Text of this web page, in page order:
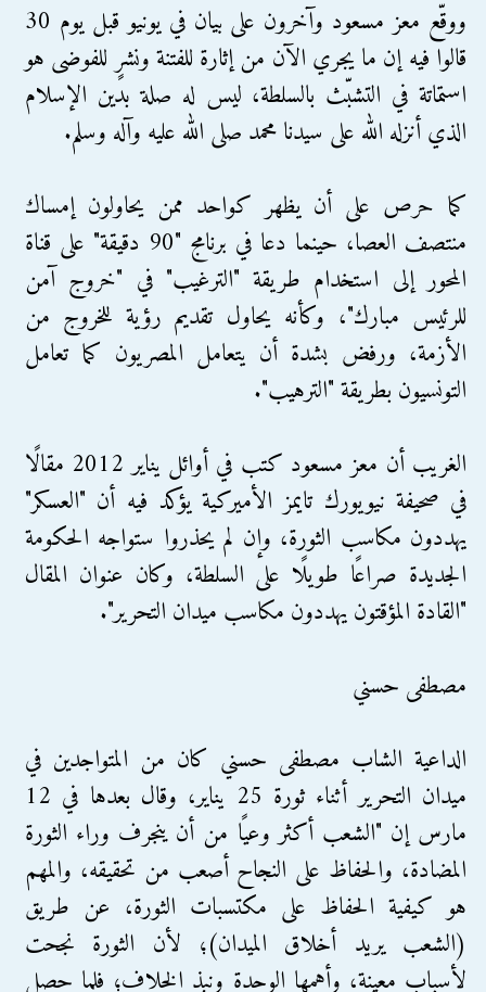
ووقّع معز مسعود وآخرون على بيان في يونيو قبل يوم 30
قالوا فيه إن ما يجري الآن من إثارة للفتنة ونشرٍ للفوضى هو
استماتة في التشبّث بالسلطة، ليس له صلة بدين الإسلام
الذي أنزله الله على سيدنا محمد صلى الله عليه وآله وسلم.
كما حرص على أن يظهر كواحد ممن يحاولون إمساك
منتصف العصا، حينما دعا في برنامج "90 دقيقة" على قناة
المحور إلى استخدام طريقة "الترغيب" في "خروج آمن
للرئيس مبارك"، وكأنه يحاول تقديم رؤية للخروج من
الأزمة، ورفض بشدة أن يتعامل المصريون كما تعامل
التونسيون بطريقة "الترهيب".
الغريب أن معز مسعود كتب في أوائل يناير 2012 مقالًا
في صحيفة نيويورك تايمز الأميركية يؤكد فيه أن "العسكر"
يهددون مكاسب الثورة، وإن لم يحذروا ستواجه الحكومة
الجديدة صراعًا طويلًا على السلطة، وكان عنوان المقال
"القادة المؤقتون يهددون مكاسب ميدان التحرير".
مصطفى حسني
الداعية الشاب مصطفى حسني كان من المتواجدين في
ميدان التحرير أثناء ثورة 25 يناير، وقال بعدها في 12
مارس إن "الشعب أكثر وعيًا من أن ينجرف وراء الثورة
المضادة، والحفاظ على النجاح أصعب من تحقيقه، والمهم
هو كيفية الحفاظ على مكتسبات الثورة، عن طريق
(الشعب يريد أخلاق الميدان)؛ لأن الثورة نجحت
لأسباب معينة، وأهمها الوحدة ونبذ الخلاف؛ فلما حصل